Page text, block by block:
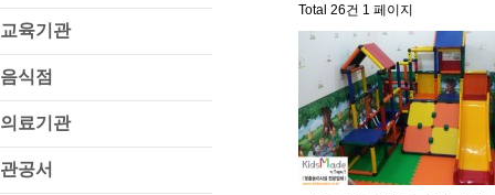
교육기관
음식점
의료기관
관공서
Total 26건 1 페이지